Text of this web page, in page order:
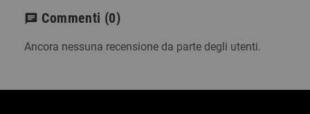
chat Commenti (0)
Ancora nessuna recensione da parte degli utenti.